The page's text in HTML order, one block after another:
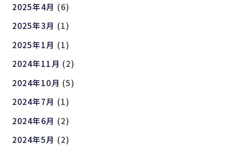
2025年4月 (6)
2025年3月 (1)
2025年1月 (1)
2024年11月 (2)
2024年10月 (5)
2024年7月 (1)
2024年6月 (2)
2024年5月 (2)